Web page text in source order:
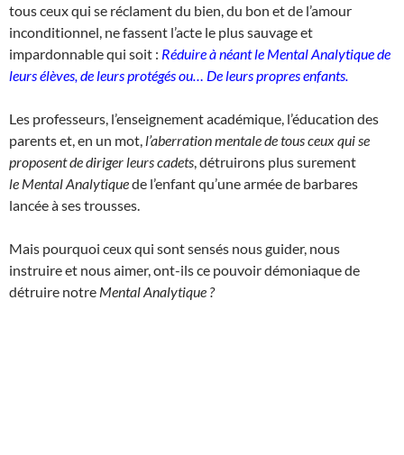
tous ceux qui se réclament du bien, du bon et de l’amour
inconditionnel, ne fassent l’acte le plus sauvage et
impardonnable qui soit : Réduire à néant le Mental Analytique de
leurs élèves, de leurs protégés ou…
De leurs propres enfants.
Les professeurs, l’enseignement académique, l’éducation des
parents et, en un mot, l’aberration mentale de tous ceux qui se
proposent de diriger leurs cadets , détruirons plus surement
le Mental Analytiquede l’enfant qu’une armée de barbares
lancée à ses trousses.
Mais pourquoi ceux qui sont sensés nous guider, nous
instruire et nous aimer, ont-ils ce pouvoir démoniaque de
détruire notre Mental Analytique ?